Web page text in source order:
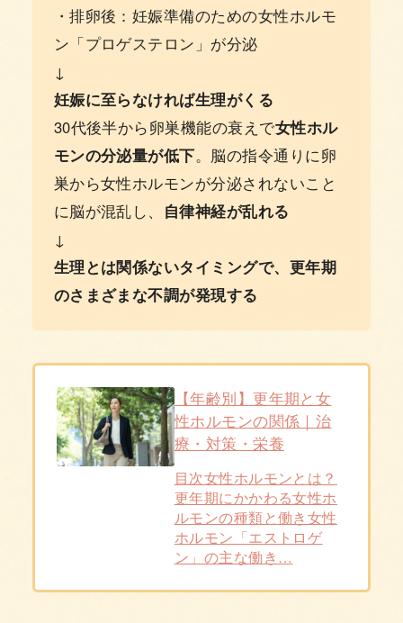
・排卵後：妊娠準備のための女性ホルモ
ン「プロゲステロン」が分泌
↓
妊娠に至らなければ生理がくる
30代後半から卵巣機能の衰えで女性ホル
モンの分泌量が低下。脳の指令通りに卵
巣から女性ホルモンが分泌されないこと
に脳が混乱し、 自律神経が乱れる
↓
生理とは関係ないタイミングで、更年期
のさまざまな不調が発現する
【年齢別】更年期と女
性ホルモンの関係｜治
療・対策・栄養
目次女性ホルモンとは？
更年期にかかわる女性ホ
ルモンの種類と働き女性
ホルモン「エストロゲ
ン」の主な働き…